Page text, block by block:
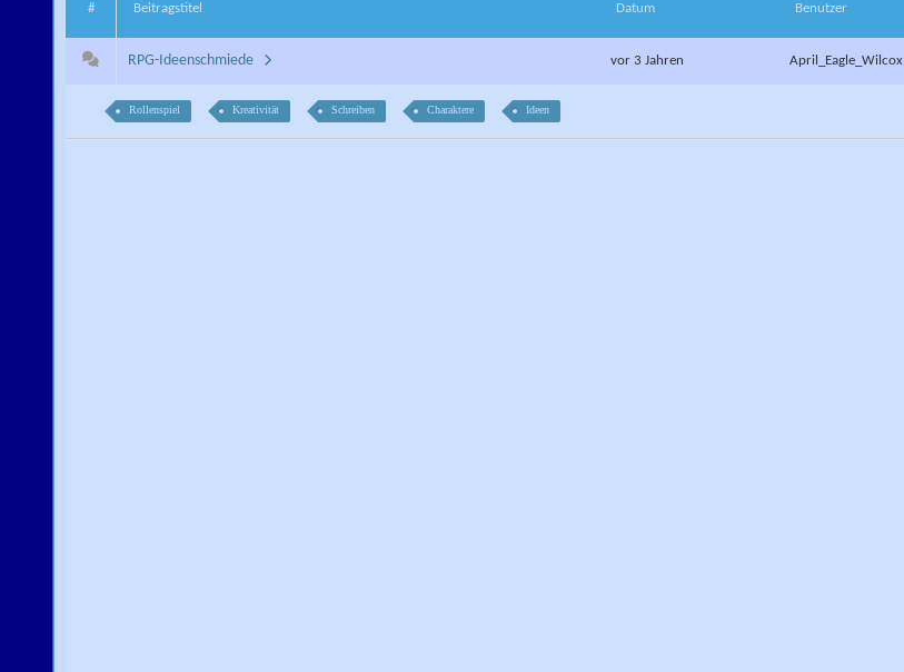
# Beitragstitel Datum Benutzer
RPG-Ideenschmiede vor 3 Jahren April_Eagle_Wilcox
Rollenspiel Kreativität Schreiben Charaktere Ideen